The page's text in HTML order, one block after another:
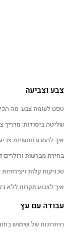
צבע וצביעה
טפט לעומת צבע: מה
שליטה ביסודות: מדריך
איך להמנע מטעויות
בחירת מברשות ורולרים
טכניקות קלות
איך לצבוע תקרות ללא
עבודה עם עץ
היתרונות של שימוש